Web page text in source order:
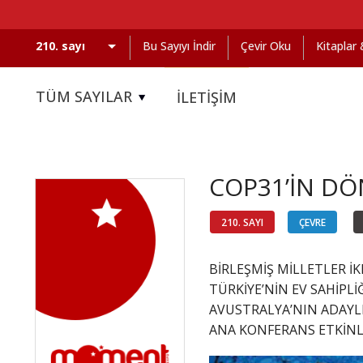
Bu Sayıyı İndir Çevir Oku Kitaplar
TÜM SAYILAR İLETİŞİM
COP31’İN
210. SAYI ÇEVRE
BİRLEŞMİŞ MİLLETLER
TÜRKİYE’NİN EV
AVUSTRALYA’NIN
ANA KONFERANS